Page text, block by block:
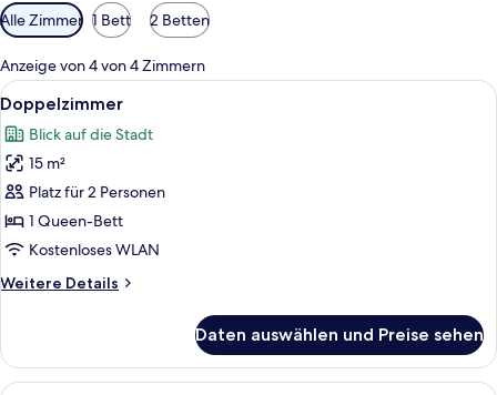
Verfügbare
Filter
für
Zimmer
Alle Zimmer 1 Bett 2 Betten
Anzeige von 4 von 4 Zimmern
Alle
Fotos
für
Doppelzimmer
anzeigen
Ein Hotelzimmer mit Bett,
11
Doppelzimmer
Blick auf die Stadt
15 m²
Platz für 2 Personen
1 Queen-Bett
Kostenloses WLAN
Weitere Details
Weitere
Daten auswählen und Preise sehen